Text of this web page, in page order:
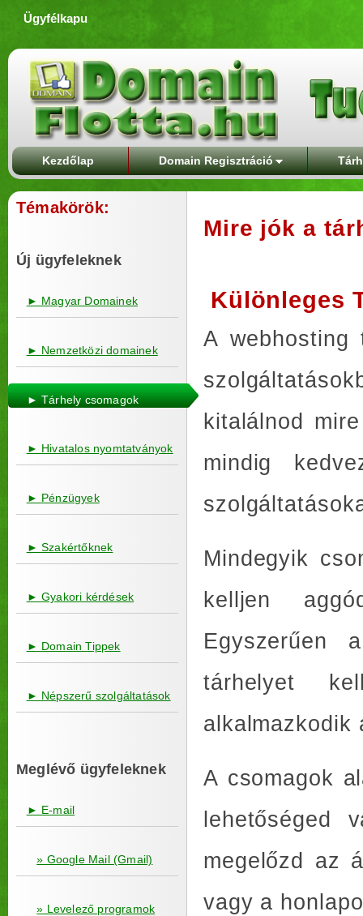
Ügyfélkapu
Kezdőlap Domain Regisztráció
Témakörök:
Új ügyfeleknek
► Magyar Domainek
► Nemzetközi domainek
► Tárhely csomagok
► Hivatalos nyomtatványok
► Pénzügyek
► Szakértőknek
► Gyakori kérdések
► Domain Tippek
► Népszerű szolgáltatások
Meglévő ügyfeleknek
► E-mail
» Google Mail (Gmail)
» Levelező programok
Mire jók a
Különleges
A webhosting
kitalálnod
mindig
Mindegyik
kelljen
Egyszerűen
tárhelyet
alkalmazkodik
A csomagok
lehetőséged
megelőzd az
vagy a